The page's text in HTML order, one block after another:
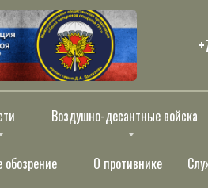
Воздушно-десантные войска
обозрение О противнике